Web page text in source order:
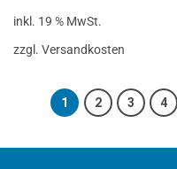
inkl. 19 % MwSt.
zzgl. Versandkosten
1 2 3 4